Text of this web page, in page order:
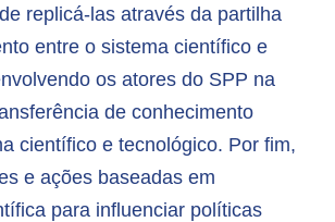
replicá-las através da partilha
entre o sistema científico e
os atores do SPP na
de conhecimento
científico e tecnológico. Por fim,
e ações baseadas em
para influenciar políticas